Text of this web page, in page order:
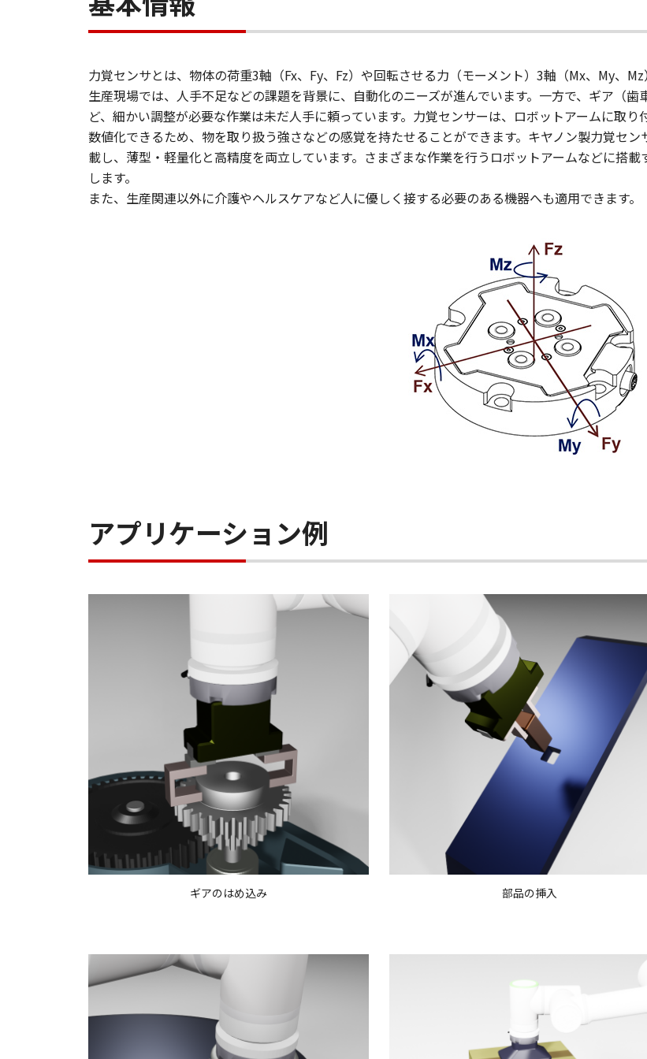
力覚センサとは、物体の荷重3軸（Fx、Fy、Fz）や回転させる力（モーメント）3軸（Mx、My、
生産現場では、人手不足などの課題を背景に、自動化のニーズが進んでいます。一方で、ギア（
ど、細かい調整が必要な作業は未だ人手に頼っています。力覚センサーは、ロボットアームに取
数値化できるため、物を取り扱う強さなどの感覚を持たせることができます。キヤノン製力覚セ
載し、薄型・軽量化と高精度を両立しています。さまざまな作業を行うロボットアームなどに搭
します。
また、生産関連以外に介護やヘルスケアなど人に優しく接する必要のある機器へも適用できます。
アプリケーション例
ギアのはめ込み 部品の挿入